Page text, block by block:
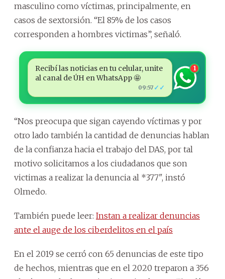
masculino como víctimas, principalmente, en
casos de sextorsión. “El 85% de los casos
corresponden a hombres victimas”, señaló.
Recibí las noticias en tu celular, unite
al canal de ÚH en WhatsApp 🤩
09:57 ✓✓
1
“Nos preocupa que sigan cayendo víctimas y por
otro lado también la cantidad de denuncias hablan
de la confianza hacia el trabajo del DAS, por tal
motivo solicitamos a los ciudadanos que son
victimas a realizar la denuncia al *377", instó
Olmedo.
También puede leer: Instan a realizar denuncias
ante el auge de los ciberdelitos en el país
En el 2019 se cerró con 65 denuncias de este tipo
de hechos, mientras que en el 2020 treparon a 356